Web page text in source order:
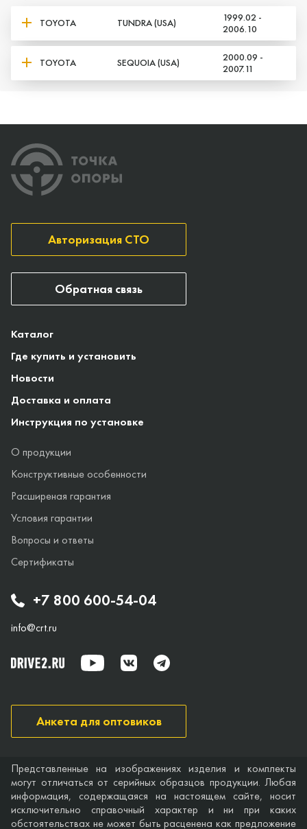
TOYOTA TUNDRA (USA)
1999.02 -
2006.10
TOYOTA SEQUOIA (USA)
2000.09 -
2007.11
+7 800 600-54-04
info@crt.ru
Каталог
Где купить и установить
Новости
Доставка и оплата
Инструкция по установке
О продукции
Конструктивные особенности
Расширеная гарантия
Условия гарантии
Вопросы и ответы
Сертификаты
Авторизация СТО
Анкета для оптовиков
Обратная связь
Представленные на изображениях изделия и комплекты
могут отличаться от серийных образцов продукции. Любая
информация, содержащаяся на настоящем сайте, носит
исключительно справочный характер и ни при каких
обстоятельствах не может быть расценена как предложение